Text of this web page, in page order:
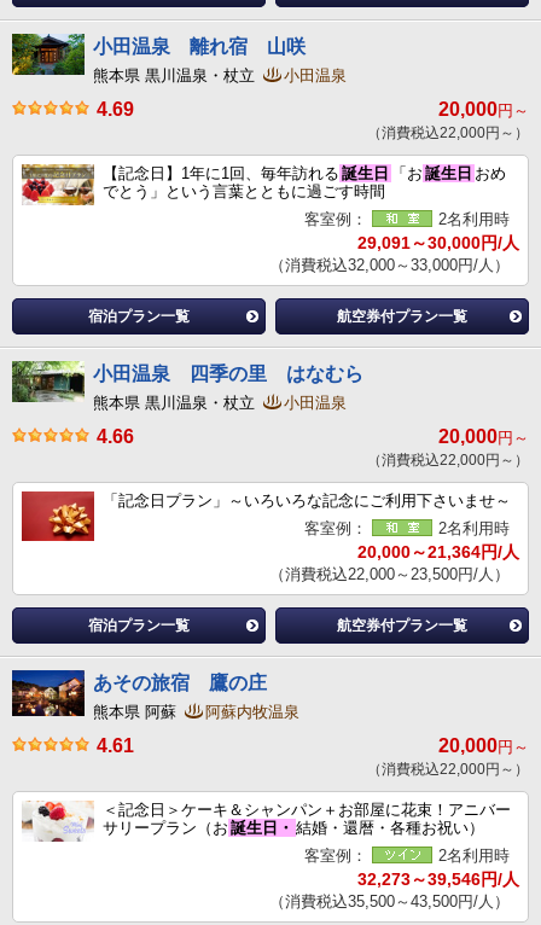
小田温泉 離れ宿 山咲
熊本県 黒川温泉・杖立 小田温泉
4.69 20,000円～
（消費税込22,000円～）
【記念日】1年に1回、毎年訪れる 誕生日 「お 誕生日 おめ
でとう」という言葉とともに過ごす時間
客室例：
2名利用時
29,091～30,000円/人
（消費税込32,000～33,000円/人）
宿泊プラン一覧 航空券付プラン一覧
小田温泉 四季の里 はなむら
熊本県 黒川温泉・杖立 小田温泉
4.66 20,000円～
（消費税込22,000円～）
「記念日プラン」～いろいろな記念にご利用下さいませ～
客室例：
2名利用時
20,000～21,364円/人
（消費税込22,000～23,500円/人）
宿泊プラン一覧 航空券付プラン一覧
あその旅宿 鷹の庄
熊本県 阿蘇 阿蘇内牧温泉
4.61 20,000円～
（消費税込22,000円～）
＜記念日＞ケーキ＆シャンパン＋お部屋に花束！アニバー
サリープラン（お 誕生日・ 結婚・還暦・各種お祝い）
客室例：
2名利用時
32,273～39,546円/人
（消費税込35,500～43,500円/人）